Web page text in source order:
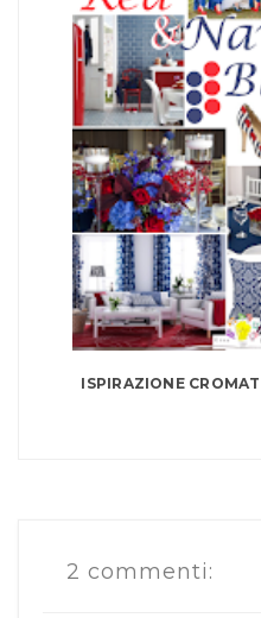
ISPIRAZIONE
2 commenti: